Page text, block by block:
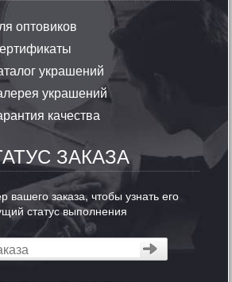
оптовиков
украшений
украшений
качества
ЗАКАЗА
вашего заказа, чтобы узнать его
статус выполнения